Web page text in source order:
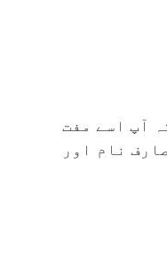
آپ اسے مفت
نام اور